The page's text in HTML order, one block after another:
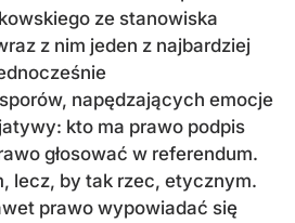
ze stanowiska
z nim jeden z najbardziej
napędzających emocje
kto ma prawo podpis
głosować w referendum.
lecz, by tak rzec, etycznym.
prawo wypowiadać się